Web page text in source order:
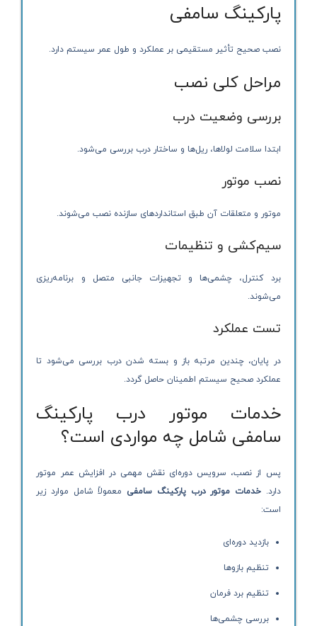
پارکینگ سامفی
نصب صحیح تأثیر مستقیمی بر عملکرد و طول عمر سیستم دارد.
مراحل کلی نصب
بررسی وضعیت درب
ابتدا سلامت لولاها، ریل‌ها و ساختار درب بررسی می‌شود.
نصب موتور
موتور و متعلقات آن طبق استانداردهای سازنده نصب می‌شوند.
سیم‌کشی و تنظیمات
برد کنترل، چشمی‌ها و تجهیزات جانبی متصل و برنامه‌ریزی
می‌شوند.
تست عملکرد
در پایان، چندین مرتبه باز و بسته شدن درب بررسی می‌شود تا
عملکرد صحیح سیستم اطمینان حاصل گردد.
خدمات موتور درب پارکینگ
سامفی شامل چه مواردی است؟
پس از نصب، سرویس دوره‌ای نقش مهمی در افزایش عمر موتور
دارد.خدمات موتور درب پارکینگ سامفی معمولاً شامل موارد زیر
است:
بازدید دوره‌ای
تنظیم بازوها
تنظیم برد فرمان
بررسی چشمی‌ها